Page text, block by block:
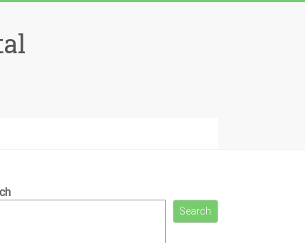
Search